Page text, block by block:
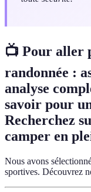
📺 Pour aller
randonnée :
analyse
savoir pour
Recherchez
camper en
Nous avons
sportives. Découvrez